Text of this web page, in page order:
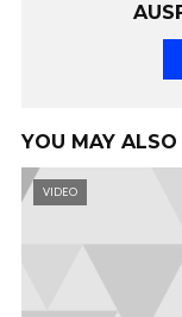
YOU MAY ALSO
VIDEO